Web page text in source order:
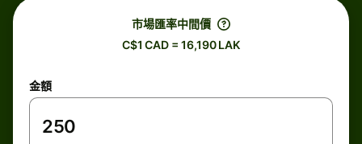
市場匯率中間價
C$1 CAD = 16,190 LAK
金額